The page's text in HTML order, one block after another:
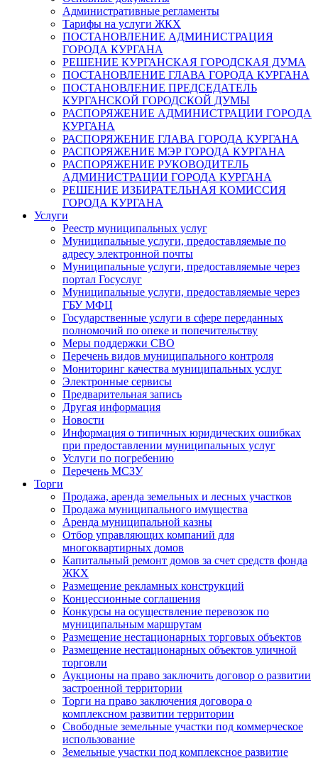
Административные регламенты
Тарифы на услуги ЖКХ
ПОСТАНОВЛЕНИЕ АДМИНИСТРАЦИЯ
ГОРОДА КУРГАНА
РЕШЕНИЕ КУРГАНСКАЯ ГОРОДСКАЯ ДУМА
ПОСТАНОВЛЕНИЕ ГЛАВА ГОРОДА КУРГАНА
ПОСТАНОВЛЕНИЕ ПРЕДСЕДАТЕЛЬ
КУРГАНСКОЙ ГОРОДСКОЙ ДУМЫ
РАСПОРЯЖЕНИЕ АДМИНИСТРАЦИИ ГОРОДА
КУРГАНА
РАСПОРЯЖЕНИЕ ГЛАВА ГОРОДА КУРГАНА
РАСПОРЯЖЕНИЕ МЭР ГОРОДА КУРГАНА
РАСПОРЯЖЕНИЕ РУКОВОДИТЕЛЬ
АДМИНИСТРАЦИИ ГОРОДА КУРГАНА
РЕШЕНИЕ ИЗБИРАТЕЛЬНАЯ КОМИССИЯ
ГОРОДА КУРГАНА
Услуги
Реестр муниципальных услуг
Муниципальные услуги, предоставляемые по
адресу электронной почты
Муниципальные услуги, предоставляемые через
портал Госуслуг
Муниципальные услуги, предоставляемые через
ГБУ МФЦ
Государственные услуги в сфере переданных
полномочий по опеке и попечительству
Меры поддержки СВО
Перечень видов муниципального контроля
Мониторинг качества муниципальных услуг
Электронные сервисы
Предварительная запись
Другая информация
Новости
Информация о типичных юридических ошибках
при предоставлении муниципальных услуг
Услуги по погребению
Перечень МСЗУ
Торги
Продажа, аренда земельных и лесных участков
Продажа муниципального имущества
Аренда муниципальной казны
Отбор управляющих компаний для
многоквартирных домов
Капитальный ремонт домов за счет средств фонда
ЖКХ
Размещение рекламных конструкций
Концессионные соглашения
Конкурсы на осуществление перевозок по
муниципальным маршрутам
Размещение нестационарных торговых объектов
Размещение нестационарных объектов уличной
торговли
Аукционы на право заключить договор о развитии
застроенной территории
Торги на право заключения договора о
комплексном развитии территории
Свободные земельные участки под коммерческое
использование
Земельные участки под комплексное развитие